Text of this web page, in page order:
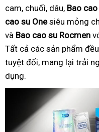
cam, chuối, dâu, Bao
cao su Onesiêu mỏng
và Bao cao su Rocmen
Tất cả các sản phẩm
tuyệt đối, mang lại trải
dụng.